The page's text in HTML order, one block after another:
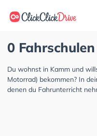
0
Du wohnst in Kamm und
Motorrad) bekommen? In
denen du Fahrunterricht